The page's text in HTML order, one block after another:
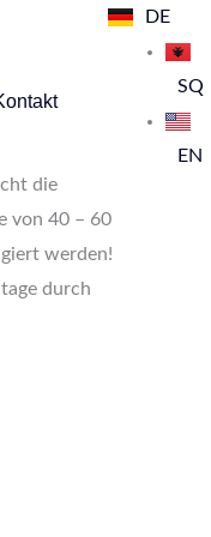
DE
SQ
EN
die
von 40 – 60
werden!
durch